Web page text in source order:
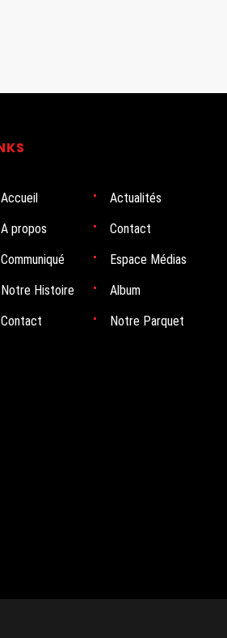
Accueil
Actualités
A propos
Contact
Communiqué
Espace Médias
Notre Histoire
Album
Contact
Notre Parquet